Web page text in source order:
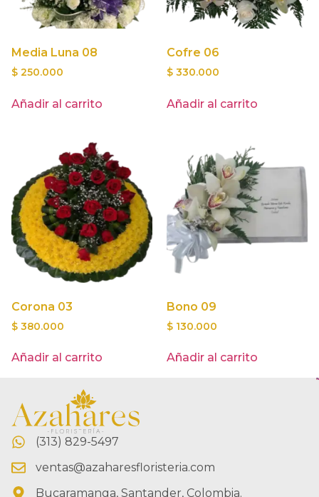
Media Luna 08
$ 250.000
Añadir al carrito
Cofre 06
$ 330.000
Añadir al carrito
Corona 03
$ 380.000
Añadir al carrito
Bono 09
$ 130.000
Añadir al carrito
(313) 829-5497
ventas@azaharesfloristeria.com
Bucaramanga, Santander, Colombia.